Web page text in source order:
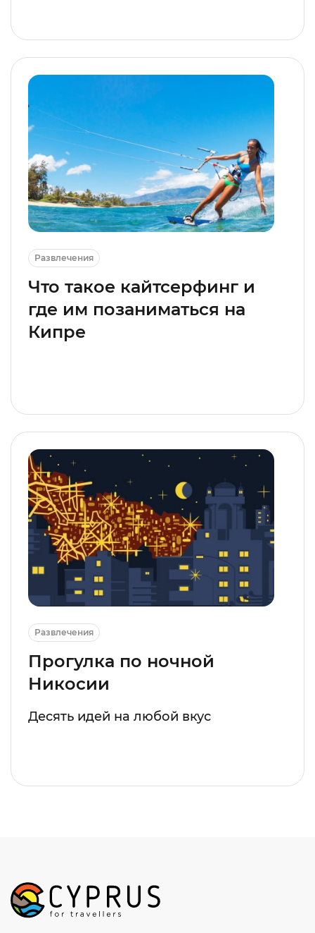
Развлечения
Что такое кайтсерфинг и
где им позаниматься на
Кипре
Развлечения
Прогулка по ночной
Никосии
Десять идей на любой вкус